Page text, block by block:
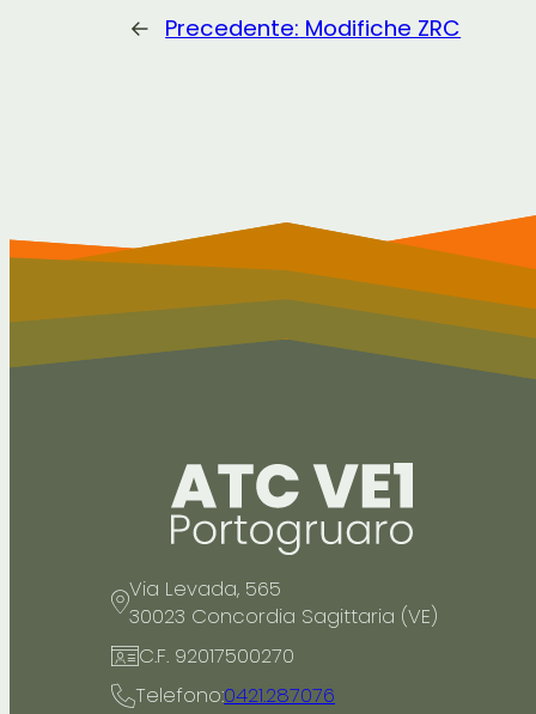
← Precedente: Modifiche ZRC
Via Levada, 565
30023 Concordia Sagittaria (VE)
C.F. 92017500270
Telefono:0421.287076